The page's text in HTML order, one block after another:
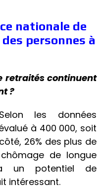
nationale de
personnes à
retraités continuent
?
Selon les données
à 400 000, soit
26% des plus de
de longue
un potentiel de
intéressant.